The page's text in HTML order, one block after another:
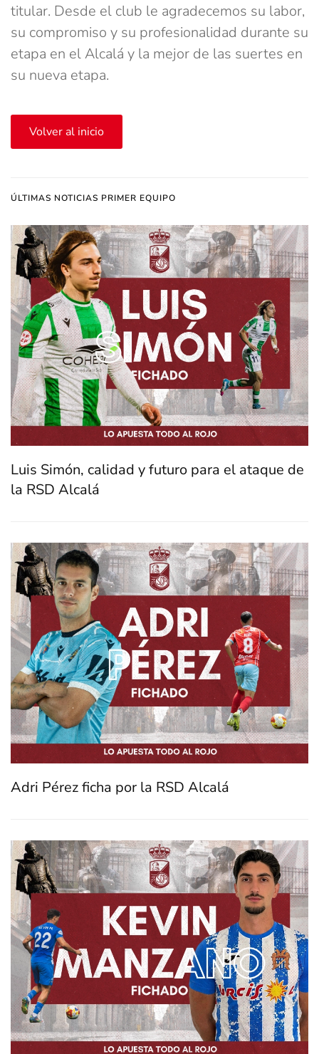
titular. Desde el club le agradecemos su labor,
su compromiso y su profesionalidad durante su
etapa en el Alcalá y la mejor de las suertes en
su nueva etapa.
Volver al inicio
ÚLTIMAS NOTICIAS PRIMER EQUIPO
Luis Simón, calidad y futuro para el ataque de
la RSD Alcalá
Adri Pérez ficha por la RSD Alcalá